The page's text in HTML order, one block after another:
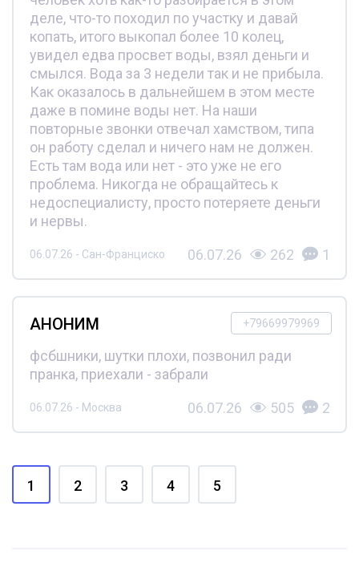
деле, что-то походил по участку и давай
копать, итого выкопал более 10 колец,
увидел едва просвет воды, взял деньги и
смылся. Вода за 3 недели так и не прибыла.
Как оказалось в дальнейшем в этом месте
даже в помине воды нет. На наши
повторные звонки отвечал хамством, типа
он работу сделал и ничего нам не должен.
Есть там вода или нет - это уже не его
проблема. Никогда не обращайтесь к
недоспециалисту, просто потеряете деньги
и нервы.
06.07.26 - Сан-Франциско 06.07.26 262 1
+79669979969
АНОНИМ
фсбшники, шутки плохи, позвонил ради
пранка, приехали - забрали
06.07.26 - Москва 06.07.26 505 2
1 2 3 4 5